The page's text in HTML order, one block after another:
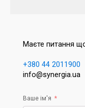
Маєте питання
+380 44 2011900
info@synergia.ua
Ваше ім'я